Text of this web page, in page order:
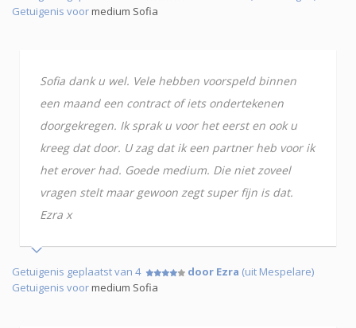
Getuigenis voormedium Sofia
Sofia dank u wel. Vele hebben voorspeld binnen
een maand een contract of iets ondertekenen
doorgekregen. Ik sprak u voor het eerst en ook u
kreeg dat door. U zag dat ik een partner heb voor ik
het erover had. Goede medium. Die niet zoveel
vragen stelt maar gewoon zegt super fijn is dat.
Ezra x
Getuigenis geplaatst van 4 door Ezra (uit Mespelare)
Getuigenis voormedium Sofia